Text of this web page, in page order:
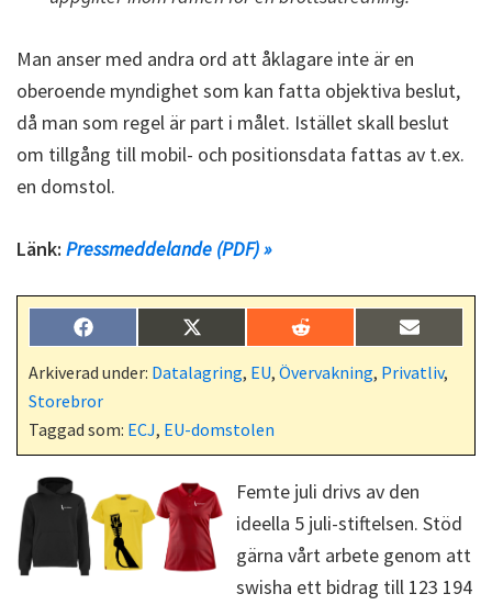
Man anser med andra ord att åklagare inte är en
oberoende myndighet som kan fatta objektiva beslut,
då man som regel är part i målet. Istället skall beslut
om tillgång till mobil- och positionsdata fattas av t.ex.
en domstol.
Länk: Pressmeddelande (PDF) »
Dela
på
F
a
c
b
o
o
k
Dela
på
X
(
T
w
t
t
e
)
Dela
på
R
e
d
Dela
på
E
-
p
Arkiverad under: Datalagring, EU, Övervakning, Privatliv,
Storebror
Taggad som: ECJ, EU-domstolen
Femte juli drivs av den
ideella 5 juli-stiftelsen. Stöd
gärna vårt arbete genom att
swisha ett bidrag till 123 194